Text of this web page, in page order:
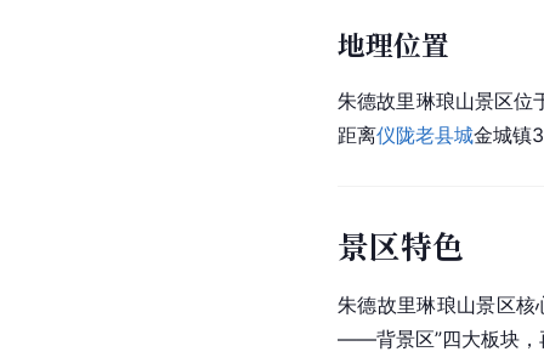
地理位置
朱德故里琳琅山景区位
距离仪陇老县城金城镇
景区特色
朱德故里琳琅山景区
——背景区”四大板块，